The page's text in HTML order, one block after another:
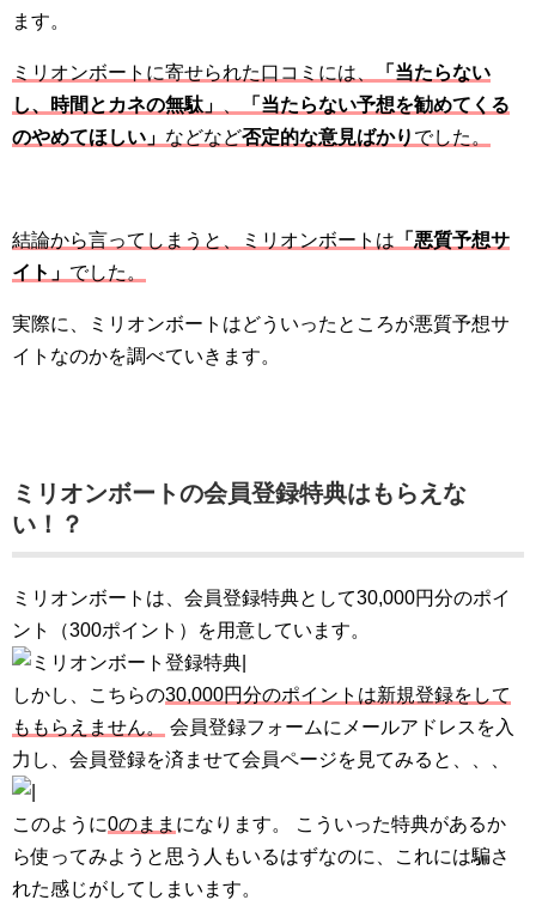
ます。
ミリオンボートに寄せられた口コミには、
「当たらない
し、時間とカネの無駄」
「当たらない予想を勧めてくる
のやめてほしい」 などなど否定的な意見ばかり でした。
結論から言ってしまうと、ミリオンボートは 「悪質予想サ
イト」 でした。
実際に、ミリオンボートはどういったところが悪質予想サ
イトなのかを調べていきます。
ミリオンボートの会員登録特典はもらえな
い！？
ミリオンボートは、会員登録特典として30,000円分のポイ
ント（300ポイント）を用意しています。
しかし、こちらの30,000円分のポイントは新規登録をして
ももらえません。
会員登録フォームにメールアドレスを入
力し、会員登録を済ませて会員ページを見てみると、、、
このように0のまま になります。 こういった特典があるか
ら使ってみようと思う人もいるはずなのに、これには騙さ
れた感じがしてしまいます。